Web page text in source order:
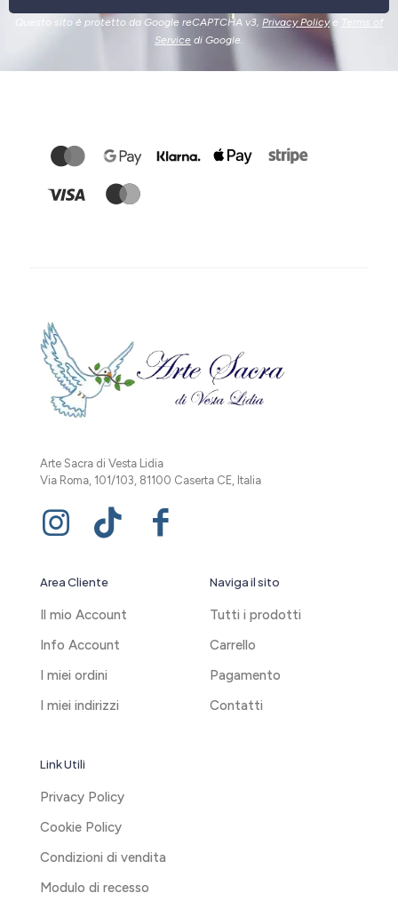
Questo sito è protetto da Google reCAPTCHA v3, Privacy Policye Terms of
Service di Google.
Arte Sacra di Vesta Lidia
Via Roma, 101/103, 81100 Caserta CE, Italia
Area Cliente
Il mio Account
Info Account
I miei ordini
I miei indirizzi
Naviga il sito
Tutti i prodotti
Carrello
Pagamento
Contatti
Link Utili
Privacy Policy
Cookie Policy
Condizioni di vendita
Modulo di recesso